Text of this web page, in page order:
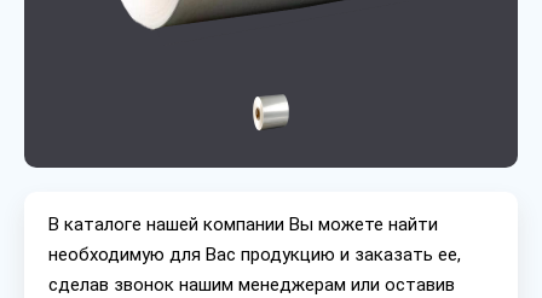
В каталоге нашей компании Вы можете найти
необходимую для Вас продукцию и заказать ее,
сделав звонок нашим менеджерам или оставив